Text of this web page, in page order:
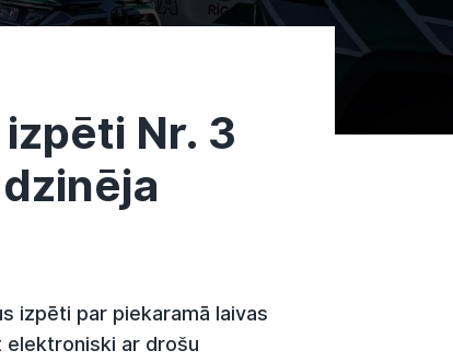
Nr. 3
izpēti par piekaramā laivas
elektroniski ar drošu